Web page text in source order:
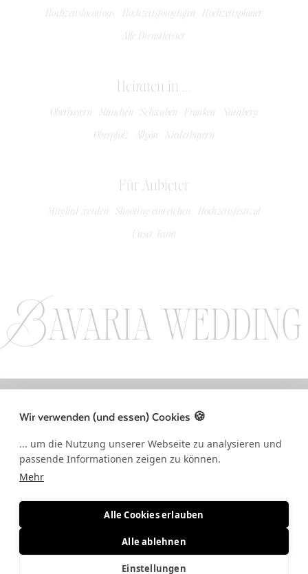
Wir verwenden (und essen) Cookies 🍪
... um die Nutzung unserer Webseite zu analysieren und
passende Informationen zeigen zu können.
Mehr
Alle Cookies erlauben
Alle ablehnen
Einstellungen
Hochzeitslocations Hochzeitsfotografen Hochzeitsplaner
Alle Dienstleister
Heiraten in ...
Oberbayern München Schwaben Franken Nürnberg
Oberpfalz Allgäu Niederbayern
Für Anbieter
Mitglied werden Shooting einreichen Hochzeitsfestival
Unser Team
Bavaria wedding